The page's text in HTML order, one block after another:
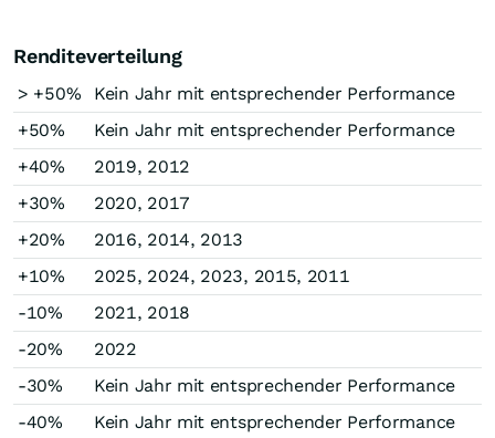
Renditeverteilung
> +50%
Kein Jahr mit entsprechender Performance
+50%
Kein Jahr mit entsprechender Performance
+40%
2019, 2012
+30%
2020, 2017
+20%
2016, 2014, 2013
+10%
2025, 2024, 2023, 2015, 2011
-10%
2021, 2018
-20%
2022
-30%
Kein Jahr mit entsprechender Performance
-40%
Kein Jahr mit entsprechender Performance